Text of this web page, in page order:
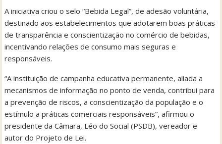
A iniciativa criou o selo “Bebida Legal”, de adesão voluntária,
destinado aos estabelecimentos que adotarem boas práticas
de transparência e conscientização no comércio de bebidas,
incentivando relações de consumo mais seguras e
responsáveis.
“A instituição de campanha educativa permanente, aliada a
mecanismos de informação no ponto de venda, contribui para
a prevenção de riscos, a conscientização da população e o
estímulo a práticas comerciais responsáveis”, afirmou o
presidente da Câmara, Léo do Social (PSDB), vereador e
autor do Projeto de Lei.